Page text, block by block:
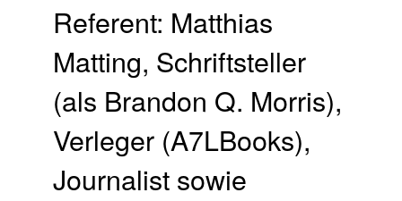
Referent: Matthias
Matting, Schriftsteller
(als Brandon Q. Morris),
Verleger (A7LBooks),
Journalist sowie